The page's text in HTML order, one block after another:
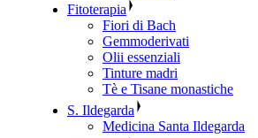
Fitoterapia
Fiori di Bach
Gemmoderivati
Olii essenziali
Tinture madri
Tè e Tisane monastiche
S. Ildegarda
Medicina Santa Ildegarda